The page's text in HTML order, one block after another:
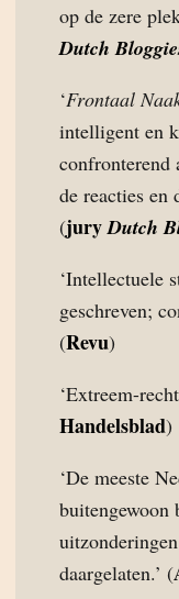
op de zere
Dutch
‘Frontaal
intelligent en
confronterend
de reacties en
(juryDutch
‘Intellectuele
geschreven;
(Revu)
‘Extreem-
Handelsblad)
‘De meeste
buitengewoon
daargelaten.’ (